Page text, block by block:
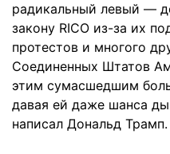
радикальный левый —
закону RICO из-за их
протестов и многого
Соединенных Штатов
этим сумасшедшим
давая ей даже шанса
написал Дональд Трамп.